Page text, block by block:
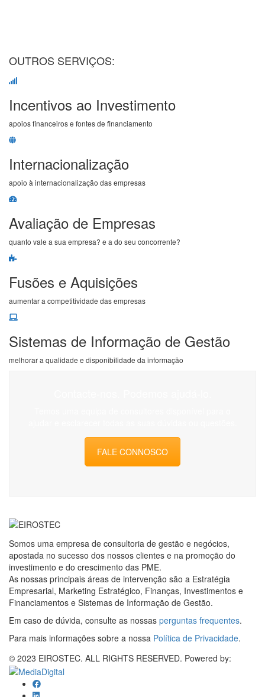
OUTROS SERVIÇOS:
Incentivos ao Investimento
apoios financeiros e fontes de financiamento
Internacionalização
apoio à internacionalização das empresas
Avaliação de Empresas
quanto vale a sua empresa? e a do seu concorrente?
Fusões e Aquisições
aumentar a competitividade das empresas
Sistemas de Informação de Gestão
melhorar a qualidade e disponibilidade da informação
FALE CONNOSCO
Somos uma empresa de consultoria de gestão e negócios,
apostada no sucesso dos nossos clientes e na promoção do
investimento e do crescimento das PME.
As nossas principais áreas de intervenção são a Estratégia
Empresarial, Marketing Estratégico, Finanças, Investimentos e
Financiamentos e Sistemas de Informação de Gestão.
Em caso de dúvida, consulte as nossas perguntas frequentes.
Para mais informações sobre a nossa Política de Privacidade.
© 2023 EIROSTEC. ALL RIGHTS RESERVED. Powered by: